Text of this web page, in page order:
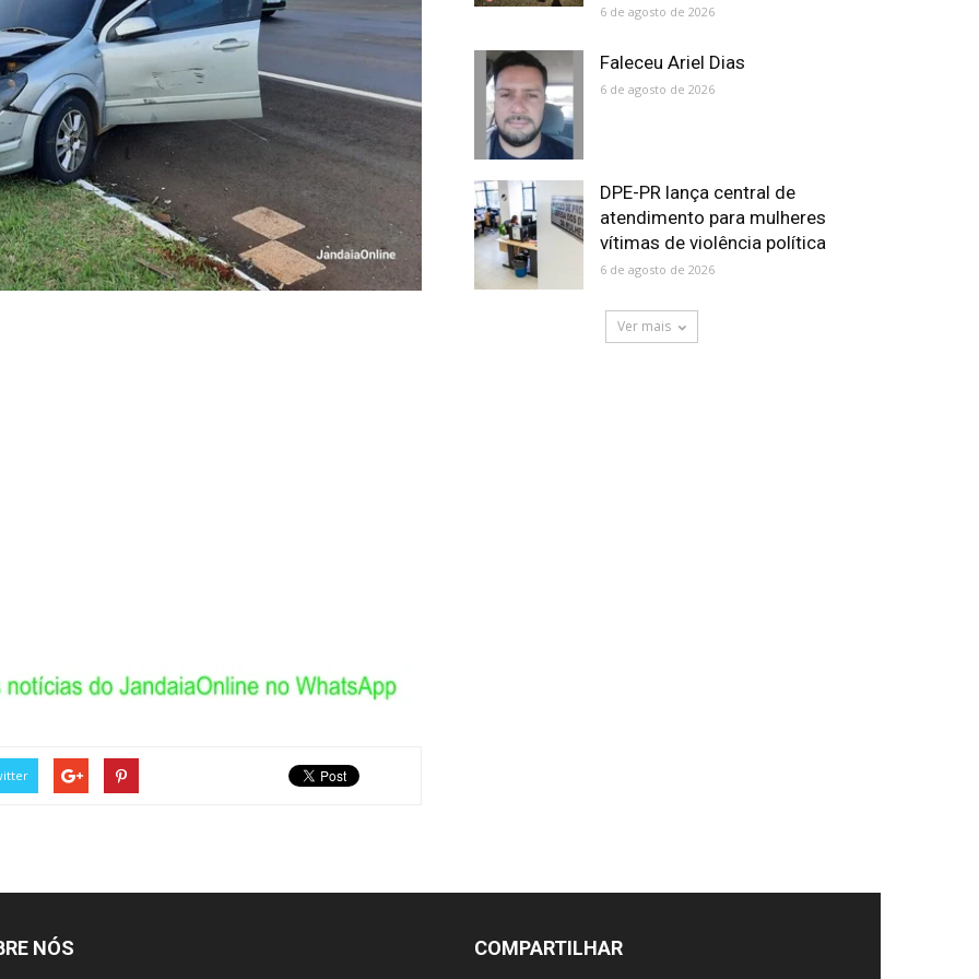
6 de agosto de 2026
Faleceu Ariel Dias
6 de agosto de 2026
DPE-PR lança central de
atendimento para mulheres
vítimas de violência política
6 de agosto de 2026
Ver mais
NÓS COMPARTILHAR